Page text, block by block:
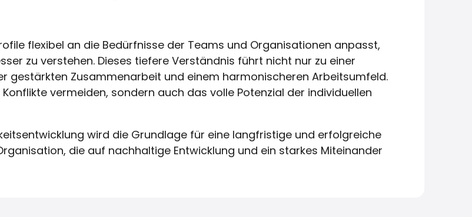
flexibel an die Bedürfnisse der Teams und Organisationen anpasst,
zu verstehen. Dieses tiefere Verständnis führt nicht nur zu einer
gestärkten Zusammenarbeit und einem harmonischeren Arbeitsumfeld.
vermeiden, sondern auch das volle Potenzial der individuellen
wird die Grundlage für eine langfristige und erfolgreiche
die auf nachhaltige Entwicklung und ein starkes Miteinander